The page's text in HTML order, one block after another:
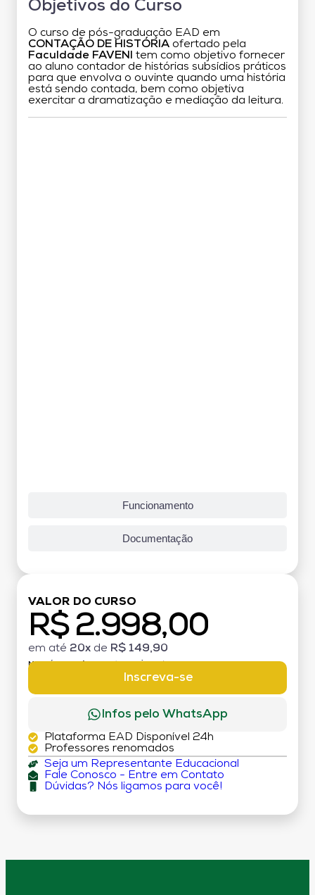
Objetivos do Curso
O curso de pós-graduação EAD em
CONTAÇÃO DE HISTÓRIA ofertado pela
Faculdade FAVENI
tem como objetivo fornecer
ao aluno contador de histórias subsídios práticos
para que envolva o ouvinte quando uma história
está sendo contada, bem como objetiva
exercitar a dramatização e mediação da leitura.
Funcionamento
Documentação
VALOR DO CURSO
R$ 2.998,00
em até 20x de R$ 149,90
MATRÍCULA:
Inscreva-se
Infos pelo WhatsApp
Plataforma EAD Disponível 24h
Professores renomados
Seja um Representante Educacional
Fale Conosco - Entre em Contato
Dúvidas? Nós ligamos para você!